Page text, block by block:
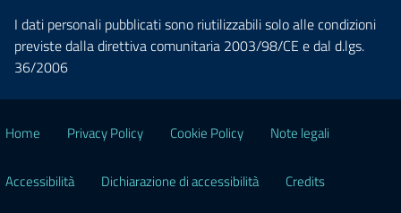
I dati personali pubblicati sono riutilizzabili solo alle condizioni
previste dalla direttiva comunitaria 2003/98/CE e dal d.lgs.
36/2006
Home Privacy Policy Cookie Policy Note legali
Accessibilità Dichiarazione di accessibilità Credits